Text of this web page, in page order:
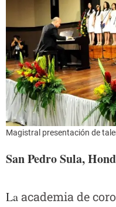
Magistral presentación de
San Pedro Sula,
Laacademia de